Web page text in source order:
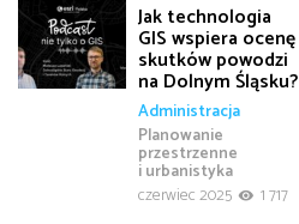
Jak technologia
GIS wspiera ocenę
skutków powodzi
na Dolnym Śląsku?
Administracja
Planowanie
przestrzenne
i urbanistyka
czerwiec 2025
1 717